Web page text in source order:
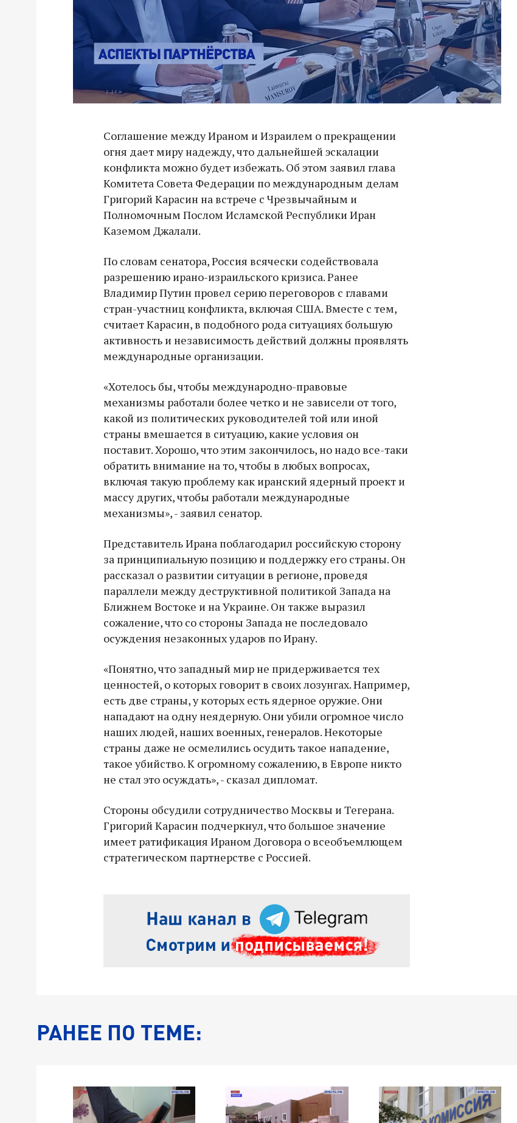
Соглашение между Ираном и Израилем о прекращении
огня дает миру надежду, что дальнейшей эскалации
конфликта можно будет избежать. Об этом заявил глава
Комитета Совета Федерации по международным делам
Григорий Карасин на встрече с Чрезвычайным и
Полномочным Послом Исламской Республики Иран
Каземом Джалали.
По словам сенатора, Россия всячески содействовала
разрешению ирано-израильского кризиса. Ранее
Владимир Путин провел серию переговоров с главами
стран-участниц конфликта, включая США. Вместе с тем,
считает Карасин, в подобного рода ситуациях большую
активность и независимость действий должны проявлять
международные организации.
«Хотелось бы, чтобы международно-правовые
механизмы работали более четко и не зависели от того,
какой из политических руководителей той или иной
страны вмешается в ситуацию, какие условия он
поставит. Хорошо, что этим закончилось, но надо все-таки
обратить внимание на то, чтобы в любых вопросах,
включая такую проблему как иранский ядерный проект и
массу других, чтобы работали международные
механизмы», - заявил сенатор.
Представитель Ирана поблагодарил российскую сторону
за принципиальную позицию и поддержку его страны. Он
рассказал о развитии ситуации в регионе, проведя
параллели между деструктивной политикой Запада на
Ближнем Востоке и на Украине. Он также выразил
сожаление, что со стороны Запада не последовало
осуждения незаконных ударов по Ирану.
«Понятно, что западный мир не придерживается тех
ценностей, о которых говорит в своих лозунгах. Например,
есть две страны, у которых есть ядерное оружие. Они
нападают на одну неядерную. Они убили огромное число
наших людей, наших военных, генералов. Некоторые
страны даже не осмелились осудить такое нападение,
такое убийство. К огромному сожалению, в Европе никто
не стал это осуждать», - сказал дипломат.
Стороны обсудили сотрудничество Москвы и Тегерана.
Григорий Карасин подчеркнул, что большое значение
имеет ратификация Ираном Договора о всеобъемлющем
стратегическом партнерстве с Россией.
РАНЕЕ ПО ТЕМЕ:
Владимир Якушев передал бойцам
СВО дроны и технику связи
18:30 10 сентября 2025
спецоперации.